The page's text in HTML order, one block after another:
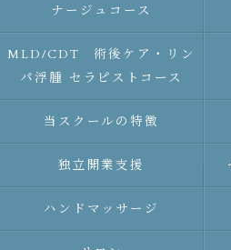
ナージュコース
MLD/CDT 術後ケア・リン
パ浮腫 セラピストコース
当スクールの特徴
独立開業支援
ハンドマッサージ